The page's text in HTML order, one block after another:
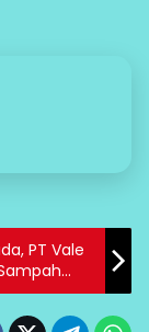
PT Vale